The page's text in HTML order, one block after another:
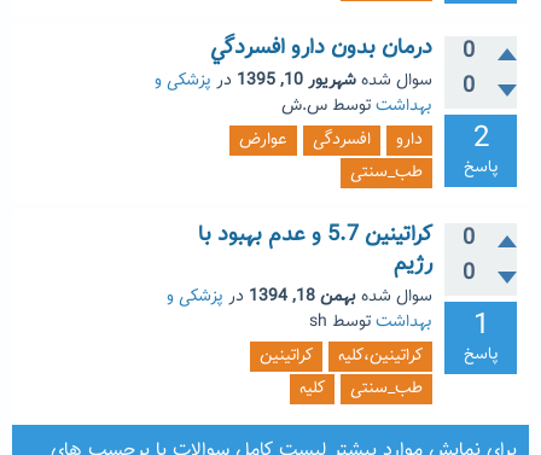
0
0
2
پاسخ
درمان بدون دارو افسردگي
سوال شدهشهریور 10, 1395 در پزشکی و
بهداشتتوسط س.ش
دارو
افسردگی
عوارض
طب_سنتی
0
0
1
پاسخ
کراتینین 5.7 و عدم بهبود با
رژیم
سوال شدهبهمن 18, 1394 در پزشکی و
بهداشتتوسط sh
کراتینین،کلیه
کراتینین
طب_سنتی
کلیه